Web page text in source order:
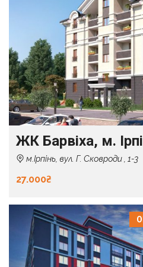
ЖК Барвіха, м.
м.Ірпінь, вул. Г. Сковроди , 1-3
27.000₴